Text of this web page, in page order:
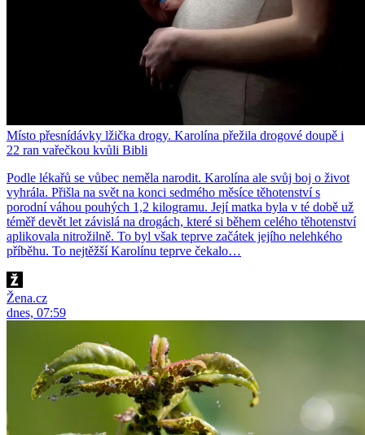
Místo přesnídávky lžička drogy. Karolína přežila drogové doupě i
22 ran vařečkou kvůli Bibli
Podle lékařů se vůbec neměla narodit. Karolína ale svůj boj o život
vyhrála. Přišla na svět na konci sedmého měsíce těhotenství s
porodní váhou pouhých 1,2 kilogramu. Její matka byla v té době už
téměř devět let závislá na drogách, které si během celého těhotenství
aplikovala nitrožilně. To byl však teprve začátek jejího nelehkého
příběhu. To nejtěžší Karolínu teprve čekalo…
Žena.cz
dnes, 07:59